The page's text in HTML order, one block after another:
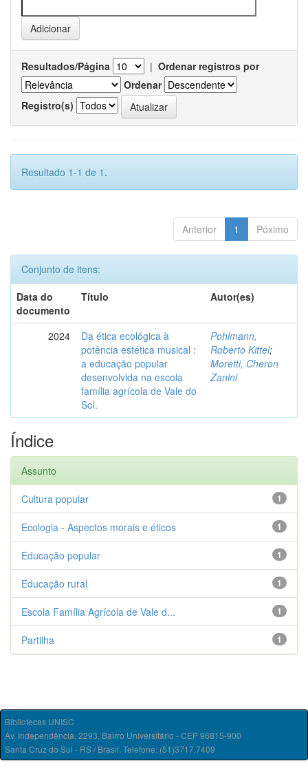
Resultados/Página | Ordenar registros por
Ordenar
Registro(s)
Resultado 1-1 de 1.
Anterior 1 Póximo
Conjunto de itens:
Data do
documento
Título Autor(es)
2024
Da ética ecológica à
potência estética musical :
a educação popular
desenvolvida na escola
família agrícola de Vale do
Sol.
Pohlmann,
Roberto Kittel;
Moretti, Cheron
Zanini
Índice
Assunto
1
Cultura popular
1
Ecologia - Aspectos morais e éticos
1
Educação popular
1
Educação rural
1
Escola Família Agrícola de Vale d...
1
Partilha
Bibliotecas UNISC
Av. Independência, 2293, Bairro Universitário - CEP 96815-900
Santa Cruz do Sul - RS / Brasil. Telefone: (51)3717.7409